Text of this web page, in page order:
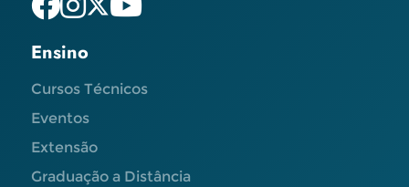
Ensino
Cursos Técnicos
Eventos
Extensão
Graduação a Distância